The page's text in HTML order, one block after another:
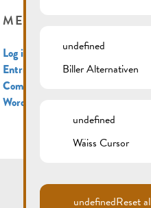
META
Log in
Entries feed
Comments feed
WordPress.org
undefined
Biller Alternativen
undefined
Wäiss Cursor
undefinedReset